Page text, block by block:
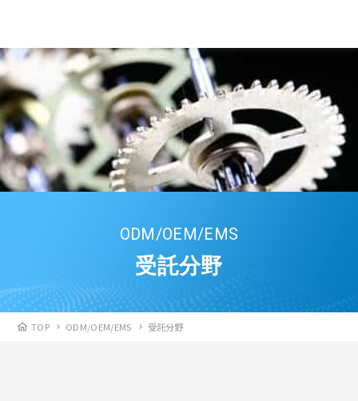
ODM/OEM/EMS
受託分野
home TOP chevron_right ODM/OEM/EMS chevron_right 受託分野